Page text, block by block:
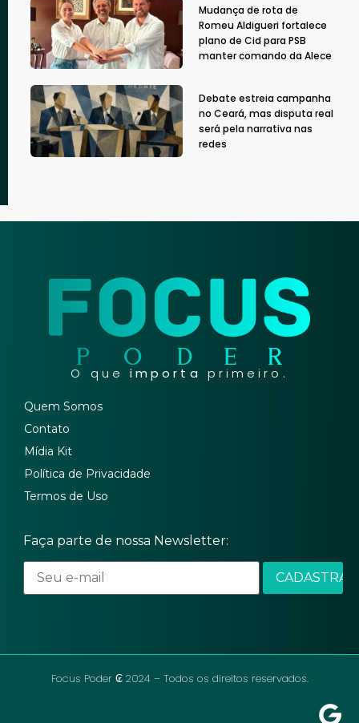
Mudança de rota de
Romeu Aldigueri fortalece
plano de Cid para PSB
manter comando da Alece
Debate estreia campanha
no Ceará, mas disputa real
será pela narrativa nas
redes
O que importa primeiro.
Quem Somos
Contato
Mídia Kit
Política de Privacidade
Termos de Uso
Faça parte de nossa Newsletter:
Focus Poder ₢ 2024 – Todos os direitos reservados.